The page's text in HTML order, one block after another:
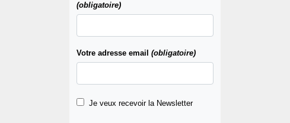
(obligatoire)
Votre adresse email (obligatoire)
Je veux recevoir la Newsletter